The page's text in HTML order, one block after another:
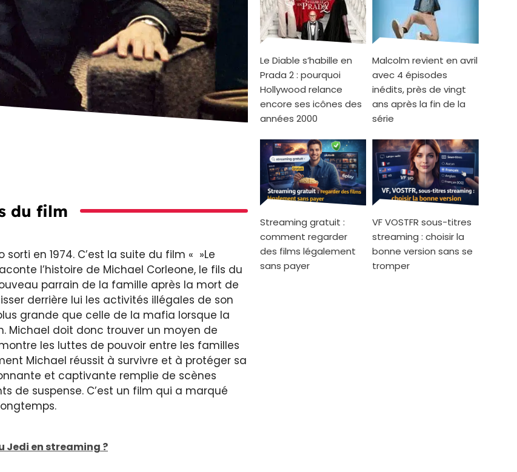
du film
en 1974. C’est la suite du film « »Le
l’histoire de Michael Corleone, le fils du
parrain de la famille après la mort de
derrière lui les activités illégales de son
grande que celle de la mafia lorsque la
Michael doit donc trouver un moyen de
les luttes de pouvoir entre les familles
Michael réussit à survivre et à protéger sa
et captivante remplie de scènes
de suspense. C’est un film qui a marqué
Jedi en streaming ?
Le Diable s’habille en
Prada 2 : pourquoi
Hollywood relance
encore ses icônes des
années 2000
Malcolm revient en avril
avec 4 épisodes
inédits, près de vingt
ans après la fin de la
série
Streaming gratuit :
comment regarder
des films légalement
sans payer
VF VOSTFR sous-titres
streaming : choisir la
bonne version sans se
tromper